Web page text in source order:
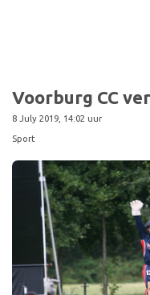
Voorburg CC
8 July 2019, 14:02 uur
Sport